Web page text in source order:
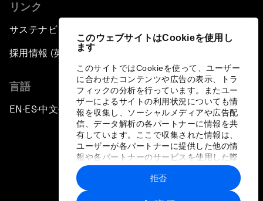
このウェブサイトはCookieを使用し
ます
このサイトではCookieを使って、ユーザー
に合わせたコンテンツや広告の表示、トラ
フィックの分析を行っています。またユー
ザーによるサイトの利用状況についても情
報を収集し、ソーシャルメディアや広告配
信、データ解析の各パートナーに情報を共
有しています。ここで収集された情報は、
ユーザーが各パートナーに提供した他の情
報や各パートナーのサービスを使用した際
に収集された情報と組み合わされ、各パー
トナーによって使用されることがありま
す。
拒否
リンク
サステナビリティへの取り組み
採用情報 (英語のみ)
言語
EN ▪ ES▪中文▪ 日本語
プライバシーポリシーと利用規約